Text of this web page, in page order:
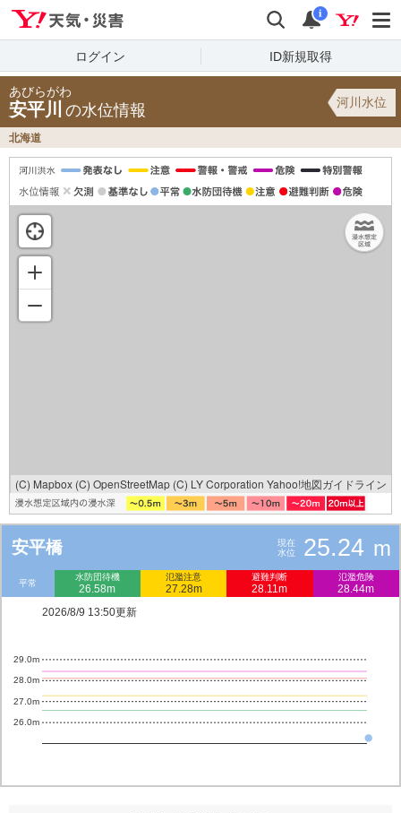
検索 通知
i
ログイン ID新規取得
あびらがわ
安平川 の水位情報 河川水位
北海道
(C) Mapbox (C) OpenStreetMap (C) LY Corporation Yahoo!地図ガイドライン
安平橋
現在
水位
25.24 m
平常
水防団待機
26.58m
氾濫注意
27.28m
避難判断
28.11m
氾濫危険
28.44m
2026/8/9 13:50更新
26.0m
27.0m
28.0m
29.0m